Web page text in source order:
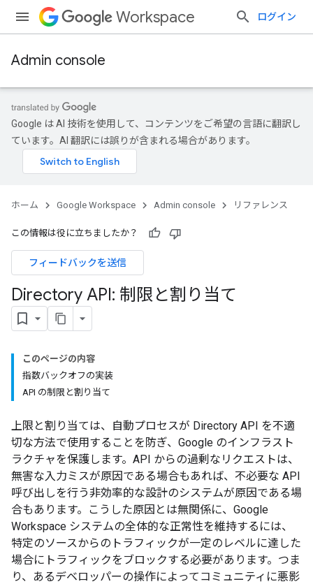
Workspace ログイン
Admin console
Google は AI 技術を使用して、コンテンツをご希望の言語に翻訳し
ています。AI 翻訳には誤りが含まれる場合があります。
ホーム Google Workspace Admin console リファレンス
この情報は役に立ちましたか？
フィードバックを送信
Directory API: 制限と割り当て
このページの内容
指数バックオフの実装
API の制限と割り当て
上限と割り当ては、自動プロセスが Directory API を不適
切な方法で使用することを防ぎ、Google のインフラスト
ラクチャを保護します。API からの過剰なリクエストは、
無害な入力ミスが原因である場合もあれば、不必要な API
呼び出しを行う非効率的な設計のシステムが原因である場
合もあります。こうした原因とは無関係に、Google
Workspace システムの全体的な正常性を維持するには、
特定のソースからのトラフィックが一定のレベルに達した
場合にトラフィックをブロックする必要があります。つま
り、あるデベロッパーの操作によってコミュニティに悪影